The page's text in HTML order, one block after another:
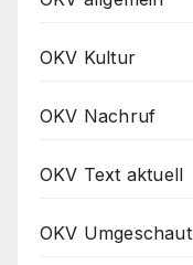
OKV Kultur
OKV Nachruf
OKV Text aktuell
OKV